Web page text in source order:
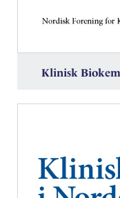
Klinisk Biokemi